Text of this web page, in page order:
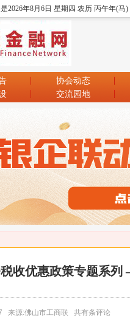
2026年8月6日 星期四 农历 丙午年(马
协会动态
交流园地
收优惠政策专题系
来源:佛山市工商联 共有条评论